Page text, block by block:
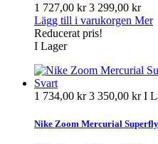
1 727,00 kr3 299,00 kr
Lägg till i varukorgen Mer
Reducerat pris!
I Lager
1 734,00 kr3 350,00 krI
Nike Zoom Mercurial